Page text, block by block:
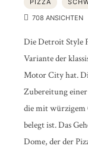
PIZZA
708 ANSICHTEN
Die Detroit Style
Variante der
Motor City hat.
Zubereitung
die mit würzigem
belegt ist. Das
Dome, der der